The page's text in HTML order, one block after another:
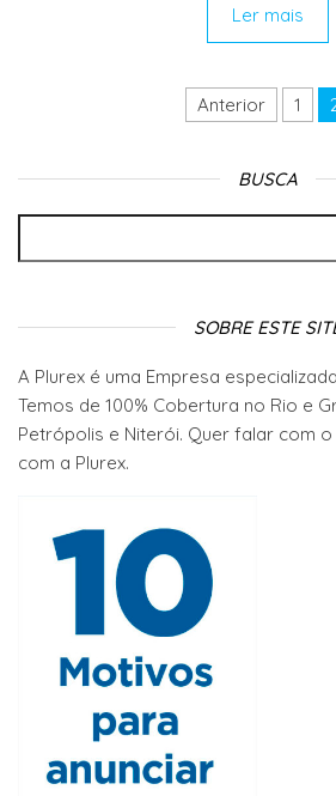
Ler mais
Navegação por
Anterior 1
BUSCA
SOBRE ESTE
A Plurex é uma Empresa
Temos de 100% Cobertura no Rio e
Petrópolis e Niterói. Quer falar com o
com a Plurex.